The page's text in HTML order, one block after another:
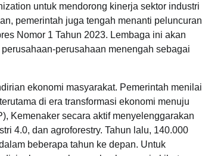
untuk mendorong kinerja sektor industri
pemerintah juga tengah menanti peluncuran
Nomor 1 Tahun 2023. Lembaga ini akan
perusahaan menengah sebagai
ekonomi masyarakat. Pemerintah menilai
di era transformasi ekonomi menuju
Kemenaker secara aktif menyelenggarakan
4.0, dan agroforestry. Tahun lalu, 140.000
beberapa tahun ke depan. Untuk